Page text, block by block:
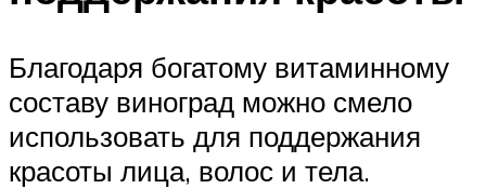
Благодаря богатому витаминному
составу виноград можно смело
использовать для поддержания
красоты лица, волос и тела.